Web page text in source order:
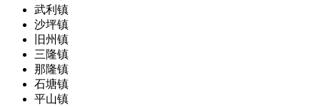
武利镇
沙坪镇
旧州镇
三隆镇
那隆镇
石塘镇
平山镇